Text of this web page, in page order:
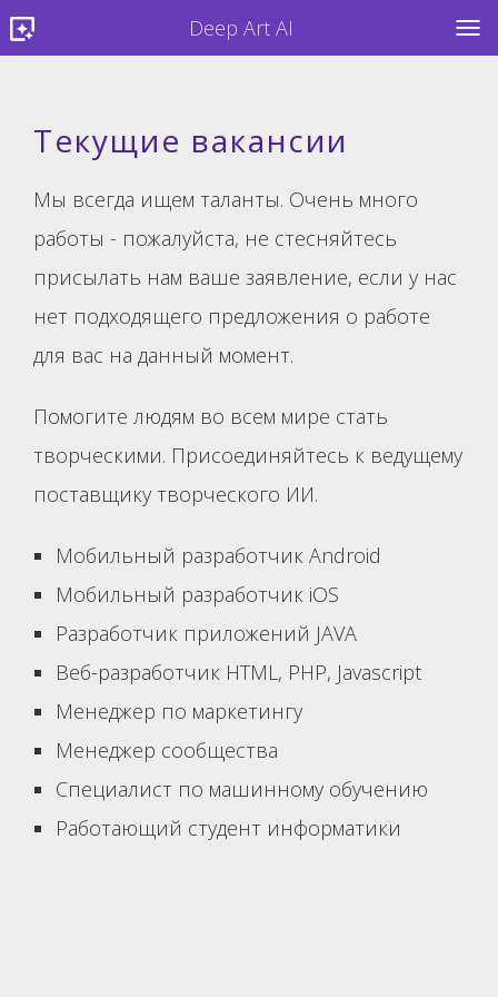
Deep Art AI
Текущие вакансии
Мы всегда ищем таланты. Очень много
работы - пожалуйста, не стесняйтесь
присылать нам ваше заявление, если у нас
нет подходящего предложения о работе
для вас на данный момент.
Помогите людям во всем мире стать
творческими. Присоединяйтесь к ведущему
поставщику творческого ИИ.
Мобильный разработчик Android
Мобильный разработчик iOS
Разработчик приложений JAVA
Веб-разработчик HTML, PHP, Javascript
Менеджер по маркетингу
Менеджер сообщества
Специалист по машинному обучению
Работающий студент информатики